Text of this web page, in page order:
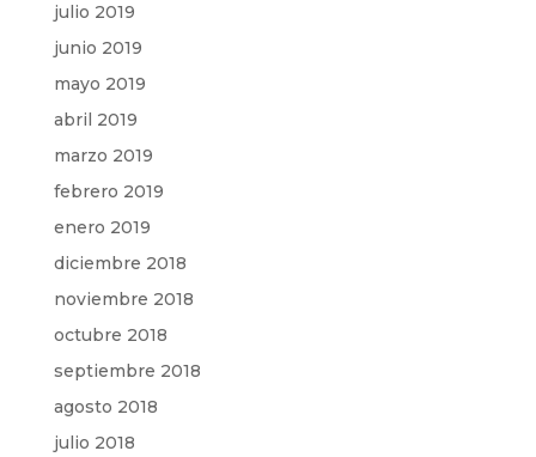
julio 2019
junio 2019
mayo 2019
abril 2019
marzo 2019
febrero 2019
enero 2019
diciembre 2018
noviembre 2018
octubre 2018
septiembre 2018
agosto 2018
julio 2018